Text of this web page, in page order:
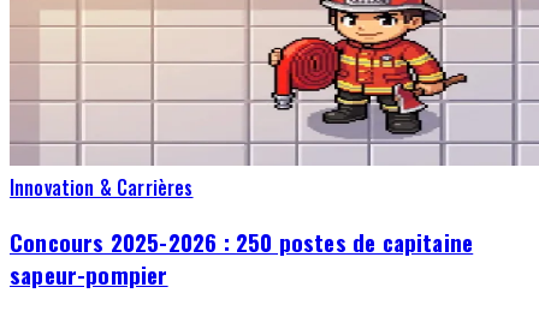
Innovation & Carrières
Concours 2025-2026 : 250 postes de capitaine
sapeur-pompier